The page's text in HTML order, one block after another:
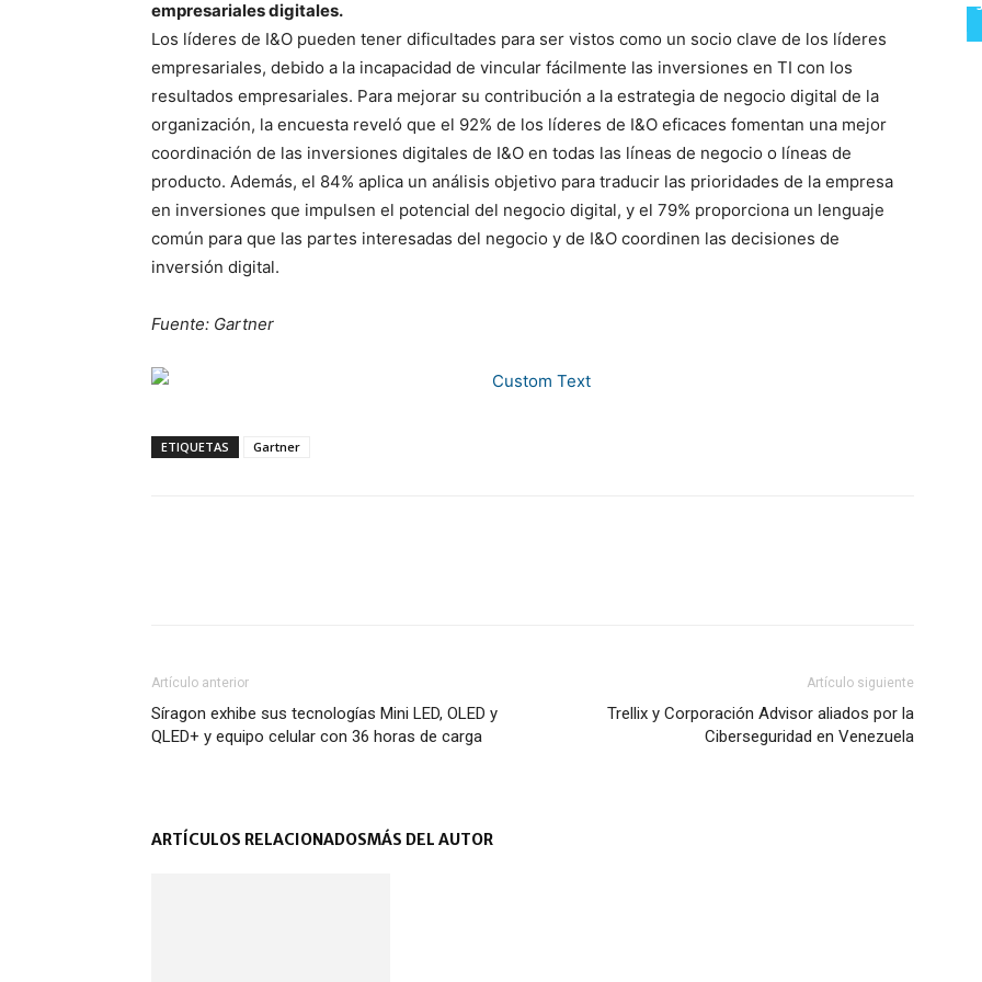
empresariales digitales.
Los líderes de I&O pueden tener dificultades para ser vistos como un socio clave de los líderes
empresariales, debido a la incapacidad de vincular fácilmente las inversiones en TI con los
resultados empresariales. Para mejorar su contribución a la estrategia de negocio digital de la
organización, la encuesta reveló que el 92% de los líderes de I&O eficaces fomentan una mejor
coordinación de las inversiones digitales de I&O en todas las líneas de negocio o líneas de
producto. Además, el 84% aplica un análisis objetivo para traducir las prioridades de la empresa
en inversiones que impulsen el potencial del negocio digital, y el 79% proporciona un lenguaje
común para que las partes interesadas del negocio y de I&O coordinen las decisiones de
inversión digital.
Fuente: Gartner
ETIQUETAS Gartner
Artículo anterior
Síragon exhibe sus tecnologías Mini LED, OLED y
QLED+ y equipo celular con 36 horas de carga
Artículo siguiente
Trellix y Corporación Advisor aliados por la
Ciberseguridad en Venezuela
ARTÍCULOS RELACIONADOSMÁS DEL AUTOR